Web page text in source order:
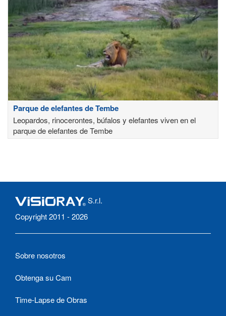
Parque de elefantes de Tembe
Leopardos, rinocerontes, búfalos y elefantes viven en el
parque de elefantes de Tembe
S.r.l.
Copyright 2011 - 2026
Sobre nosotros
Obtenga su Cam
Time-Lapse de Obras